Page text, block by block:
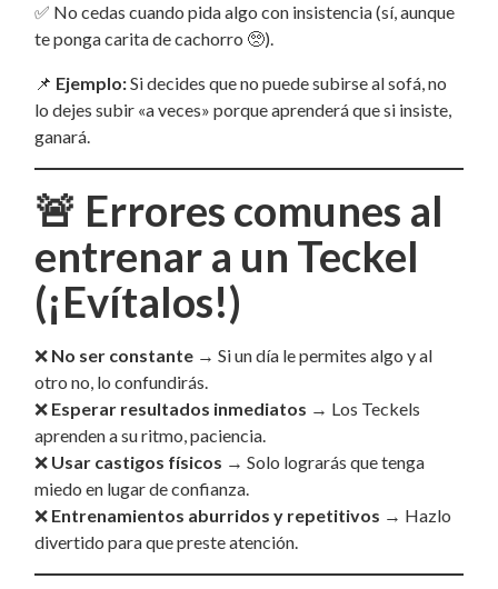
✅ No cedas cuando pida algo con insistencia (sí, aunque
te ponga carita de cachorro 🥺).
📌 Ejemplo:Si decides que no puede subirse al sofá, no
lo dejes subir «a veces» porque aprenderá que si insiste,
ganará.
🚨 Errores comunes al
entrenar a un Teckel
(¡Evítalos!)
❌ No ser constante → Si un día le permites algo y al
otro no, lo confundirás.
❌ Esperar resultados inmediatos → Los Teckels
aprenden a su ritmo, paciencia.
❌ Usar castigos físicos → Solo lograrás que tenga
miedo en lugar de confianza.
❌ Entrenamientos aburridos y repetitivos → Hazlo
divertido para que preste atención.